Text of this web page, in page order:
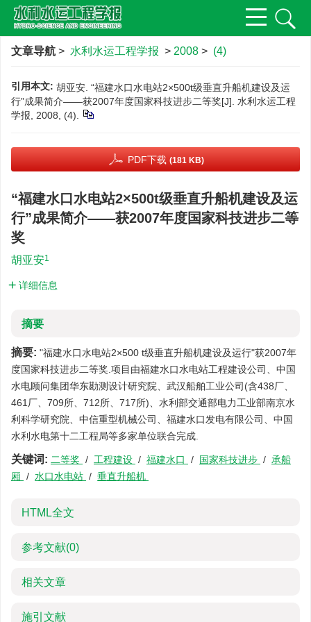
文章导航 > 水利水运工程学报 > 2008 > (4)
引用本文: 胡亚安. “福建水口水电站2×500t级垂直升船机建设及运
行”成果简介——获2007年度国家科技进步二等奖[J]. 水利水运工程
学报, 2008, (4).
PDF下载 (181 KB)
“福建水口水电站2×500t级垂直升船机建设及运
行”成果简介——获2007年度国家科技进步二等
奖
胡亚安1
详细信息
摘要
摘要: "福建水口水电站2×500 t级垂直升船机建设及运行"获2007年
度国家科技进步二等奖.项目由福建水口水电站工程建设公司、中国
水电顾问集团华东勘测设计研究院、武汉船舶工业公司(含438厂、
461厂、709所、712所、717所)、水利部交通部电力工业部南京水
利科学研究院、中信重型机械公司、福建水口发电有限公司、中国
水利水电第十二工程局等多家单位联合完成.
关键词: 二等奖 / 工程建设 / 福建水口 / 国家科技进步 / 承船
厢 / 水口水电站 / 垂直升船机
HTML全文
参考文献(0)
相关文章
施引文献